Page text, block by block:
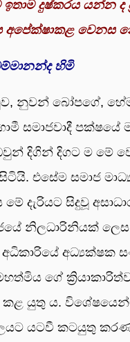
දුෂ්කරය යන්න ද
අපේක්ෂාකළ වෙනස
හිමි
නුවන් බෝපගේ,
සමාජවාදී පක්ෂයේ
දිගින් දිගට ම මේ
එසේම සමාජ
මේ දැරියට සිදුවූ
නිලධාරිනියක්
අධ්‍යක්ෂක
ගේ
යුතු ය. විශේෂයෙන්ම
යටවී කටයුතු